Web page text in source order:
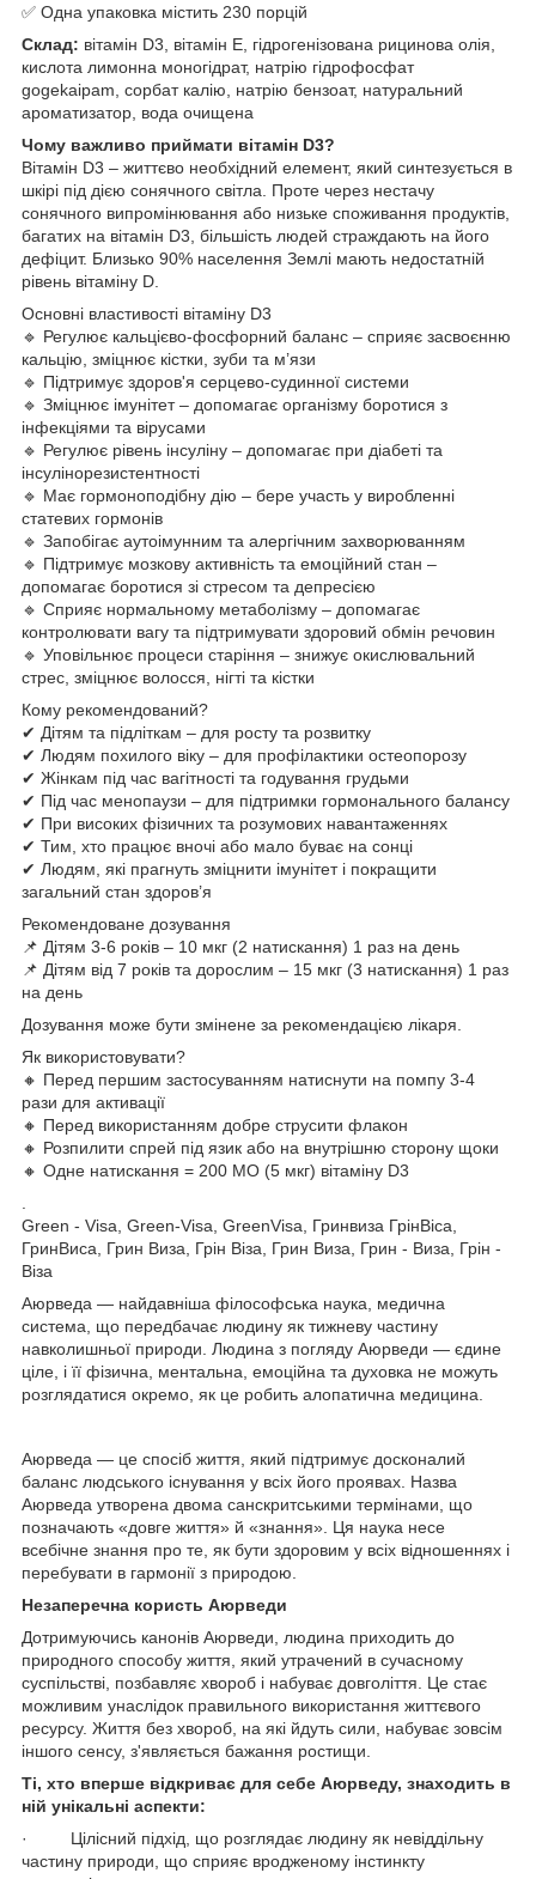
✅ Одна упаковка містить 230 порцій
Склад: вітамін D3, вітамін Е, гідрогенізована рицинова олія,
кислота лимонна моногідрат, натрію гідрофосфат
gogekaipam, сорбат калію, натрію бензоат, натуральний
ароматизатор, вода очищена
Чому важливо приймати вітамін D3?
Вітамін D3 – життєво необхідний елемент, який синтезується в
шкірі під дією сонячного світла. Проте через нестачу
сонячного випромінювання або низьке споживання продуктів,
багатих на вітамін D3, більшість людей страждають на його
дефіцит. Близько 90% населення Землі мають недостатній
рівень вітаміну D.
Основні властивості вітаміну D3
🔹 Регулює кальцієво-фосфорний баланс – сприяє засвоєнню
кальцію, зміцнює кістки, зуби та м’язи
🔹 Підтримує здоров'я серцево-судинної системи
🔹 Зміцнює імунітет – допомагає організму боротися з
інфекціями та вірусами
🔹 Регулює рівень інсуліну – допомагає при діабеті та
інсулінорезистентності
🔹 Має гормоноподібну дію – бере участь у виробленні
статевих гормонів
🔹 Запобігає аутоімунним та алергічним захворюванням
🔹 Підтримує мозкову активність та емоційний стан –
допомагає боротися зі стресом та депресією
🔹 Сприяє нормальному метаболізму – допомагає
контролювати вагу та підтримувати здоровий обмін речовин
🔹 Уповільнює процеси старіння – знижує окислювальний
стрес, зміцнює волосся, нігті та кістки
Кому рекомендований?
✔ Дітям та підліткам – для росту та розвитку
✔ Людям похилого віку – для профілактики остеопорозу
✔ Жінкам під час вагітності та годування грудьми
✔ Під час менопаузи – для підтримки гормонального балансу
✔ При високих фізичних та розумових навантаженнях
✔ Тим, хто працює вночі або мало буває на сонці
✔ Людям, які прагнуть зміцнити імунітет і покращити
загальний стан здоров’я
Рекомендоване дозування
📌 Дітям 3-6 років – 10 мкг (2 натискання) 1 раз на день
📌 Дітям від 7 років та дорослим – 15 мкг (3 натискання) 1 раз
на день
Дозування може бути змінене за рекомендацією лікаря.
Як використовувати?
🔸 Перед першим застосуванням натиснути на помпу 3-4
рази для активації
🔸 Перед використанням добре струсити флакон
🔸 Розпилити спрей під язик або на внутрішню сторону щоки
🔸 Одне натискання = 200 МО (5 мкг) вітаміну D3
Green - Visa, Green-Visa, GreenVisa, Гринвиза ГрінВіса,
ГринВиса, Грин Виза, Грін Віза, Грин Виза, Грин - Виза, Грін -
Віза
Аюрведа — найдавніша філософська наука, медична
система, що передбачає людину як тижневу частину
навколишньої природи. Людина з погляду Аюрведи — єдине
ціле, і її фізична, ментальна, емоційна та духовка не можуть
розглядатися окремо, як це робить алопатична медицина.
Аюрведа — це спосіб життя, який підтримує досконалий
баланс людського існування у всіх його проявах. Назва
Аюрведа утворена двома санскритськими термінами, що
позначають «довге життя» й «знання». Ця наука несе
всебічне знання про те, як бути здоровим у всіх відношеннях і
перебувати в гармонії з природою.
Незаперечна користь Аюрведи
Дотримуючись канонів Аюрведи, людина приходить до
природного способу життя, який утрачений в сучасному
суспільстві, позбавляє хвороб і набуває довголіття. Це стає
можливим унаслідок правильного використання життєвого
ресурсу. Життя без хвороб, на які йдуть сили, набуває зовсім
іншого сенсу, з'являється бажання ростищи.
Ті, хто вперше відкриває для себе Аюрведу, знаходить в
ній унікальні аспекти:
· Цілісний підхід, що розглядає людину як невіддільну
частину природи, що сприяє вродженому інстинкту